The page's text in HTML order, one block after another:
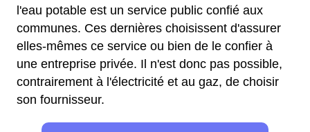
l'eau potable est un service public confié aux
communes. Ces dernières choisissent d'assurer
elles-mêmes ce service ou bien de le confier à
une entreprise privée. Il n'est donc pas possible,
contrairement à l'électricité et au gaz, de choisir
son fournisseur.